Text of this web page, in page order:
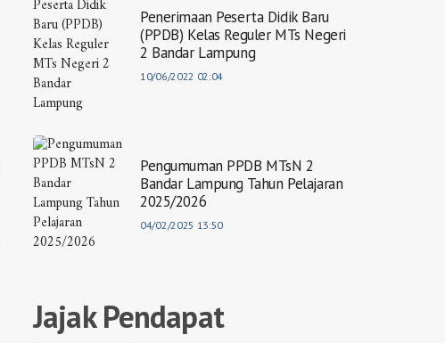
Penerimaan Peserta Didik Baru
(PPDB) Kelas Reguler MTs Negeri
2 Bandar Lampung
10/06/2022 02:04
Pengumuman PPDB MTsN 2
Bandar Lampung Tahun Pelajaran
2025/2026
04/02/2025 13:50
Jajak Pendapat